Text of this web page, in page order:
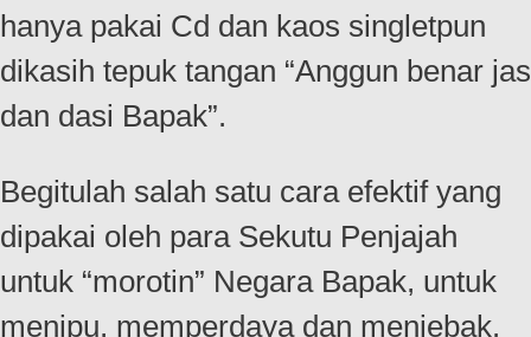
hanya pakai Cd dan kaos singletpun
dikasih tepuk tangan “Anggun benar jas
dan dasi Bapak”.
Begitulah salah satu cara efektif yang
dipakai oleh para Sekutu Penjajah
untuk “morotin” Negara Bapak, untuk
menipu, memperdaya dan menjebak.